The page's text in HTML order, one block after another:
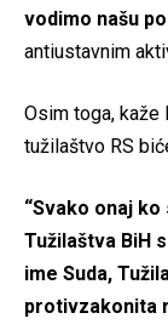
vodimo našu
antiustavnim
Osim toga, kaže
tužilaštvo RS
“Svako onaj
Tužilaštva BiH
ime Suda,
protivzakonita